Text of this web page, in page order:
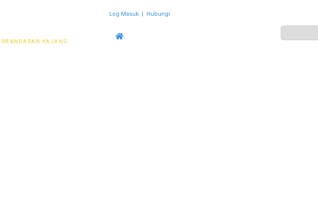
KAJANG
Log Masuk| Hubungi